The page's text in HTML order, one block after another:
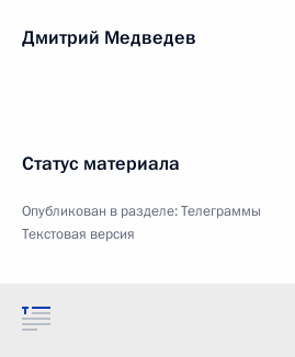
Дмитрий Медведев
Статус материала
Опубликован в разделе:Телеграммы
Текстовая версия